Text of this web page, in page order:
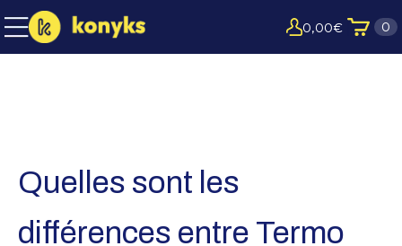
0,00€ 0
Quelles sont les
différences entre Termo